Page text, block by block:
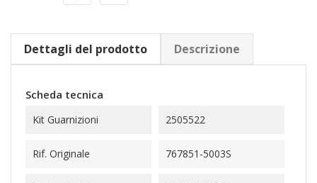
Dettagli del prodotto Descrizione
Scheda tecnica
Kit Guarnizioni 2505522
Rif. Originale 767851-5003S